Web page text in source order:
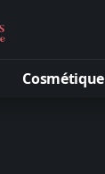
Cosmétique